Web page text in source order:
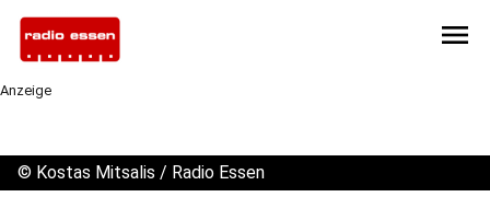
menu
Anzeige
© Kostas Mitsalis / Radio Essen